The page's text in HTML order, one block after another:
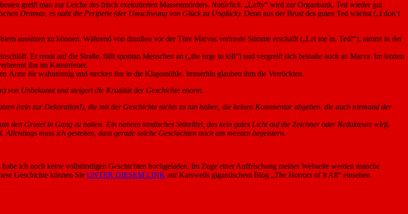
greift man zur Leiche des frisch exekutierten Massenmörders. Natürlich. „Lefty“ wird zur Organbank, Ted wieder gut
Dramas, es naht die Peripetie (der Umschwung von Glück zu Unglück). Denn aus der Brust des guten Ted wächst („I don’t
aussitzen zu können. Während von draußen vor der Türe Marvas vertraute Stimme erschallt („Let me in, Ted!“), nimmt in der
Er rennt auf die Straße, fällt spontan Menschen an („the urge to kill“) und vergreift sich beinahe auch an Marva. Im letzten
ihn im Kaminfeuer.
Ärzte für wahnsinnig und stecken ihn in die Klapsmühle. Immerhin glauben ihm die Verrückten.
von Unbekannt und steigert die Krudität der Geschichte enorm.
(rein zur Dekoration!), die mit der Geschichte nichts zu tun haben, die keinen Kommentar abgeben, die auch niemand der
den Grusel in Gang zu halten. Ein nahezu kindisches Stilmittel, das kein gutes Licht auf die Zeichner oder Redakteure wirft.
muss ich gestehen, dass gerade solche Geschichten mich am meisten begeistern.
ich noch keine vollständigen Geschichten hochgeladen. Im Zuge einer Auffrischung meiner Webseite werden manche
Geschichte können Sie UNTER DIESEM LINK auf Karswells gigantischem Blog „The Horrors of It All“ einsehen.